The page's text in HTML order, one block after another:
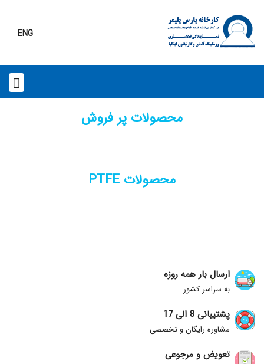
ENG
محصولات پر فروش
محصولات PTFE
ارسال بار همه روزه
به سراسر کشور
پشتیبانی 8 الی 17
مشاوره رایگان و تخصصی
تعویض و مرجوعی